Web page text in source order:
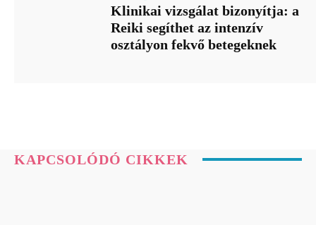
Klinikai vizsgálat bizonyítja: a
Reiki segíthet az intenzív
osztályon fekvő betegeknek
KAPCSOLÓDÓ CIKKEK